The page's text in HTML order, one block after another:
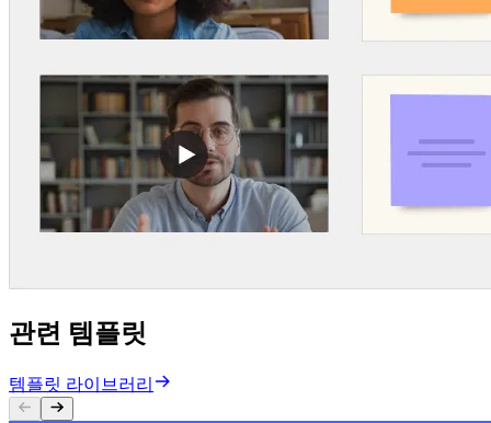
관련 템플릿
템플릿 라이브러리